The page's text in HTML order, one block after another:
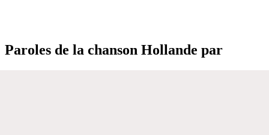
Paroles de la chanson Hollande par